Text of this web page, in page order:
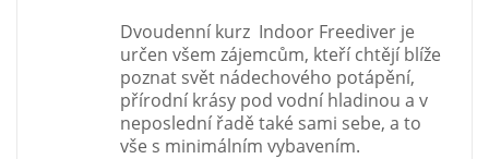
Dvoudenní kurz Indoor Freediver je
určen všem zájemcům, kteří chtějí blíže
poznat svět nádechového potápění,
přírodní krásy pod vodní hladinou a v
neposlední řadě také sami sebe, a to
vše s minimálním vybavením.